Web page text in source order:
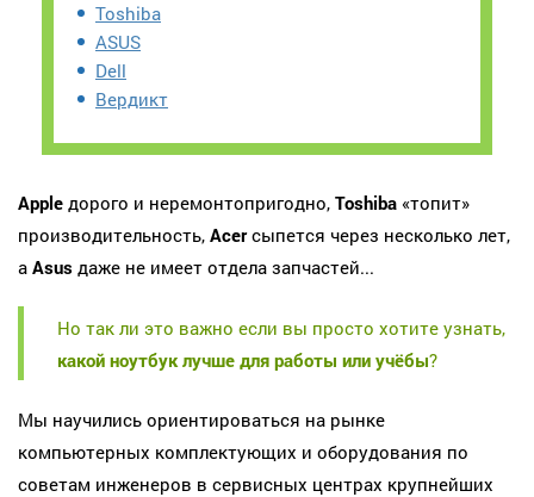
Toshiba
ASUS
Dell
Вердикт
Apple дорого и неремонтопригодно, Toshiba «топит»
производительность, Acerсыпется через несколько лет,
а Asus даже не имеет отдела запчастей...
Но так ли это важно если вы просто хотите узнать,
какой ноутбук лучше для работы или учёбы?
Мы научились ориентироваться на рынке
компьютерных комплектующих и оборудования по
советам инженеров в сервисных центрах крупнейших